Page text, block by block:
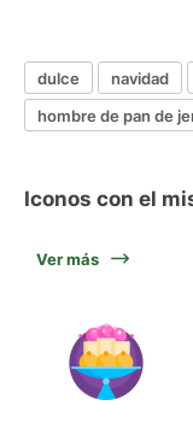
dulce navidad
hombre de pan de
Iconos con el
Ver más